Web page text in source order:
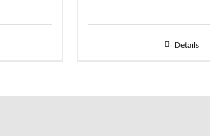
Details